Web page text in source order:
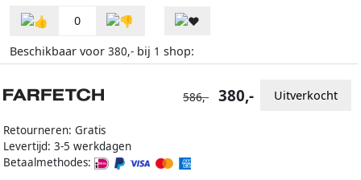
0
Beschikbaar voor 380,- bij 1 shop:
Retourneren: Gratis
Levertijd: 3-5 werkdagen
Betaalmethodes:
586,- 380,- Uitverkocht